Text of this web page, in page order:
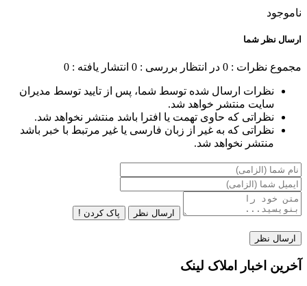
ناموجود
ارسال نظر شما
مجموع نظرات : 0 در انتظار بررسی : 0 انتشار یافته : 0
نظرات ارسال شده توسط شما، پس از تایید توسط مدیران
سایت منتشر خواهد شد.
نظراتی که حاوی تهمت یا افترا باشد منتشر نخواهد شد.
نظراتی که به غیر از زبان فارسی یا غیر مرتبط با خبر باشد
منتشر نخواهد شد.
ارسال نظر پاک کردن !
آخرین اخبار املاک لینک